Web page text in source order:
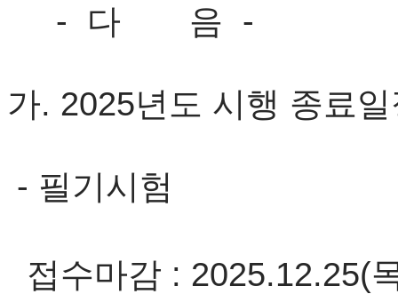
- 다 음 -
가. 2025년도 시행 종료
- 필기시험
접수마감 : 2025.12.25(